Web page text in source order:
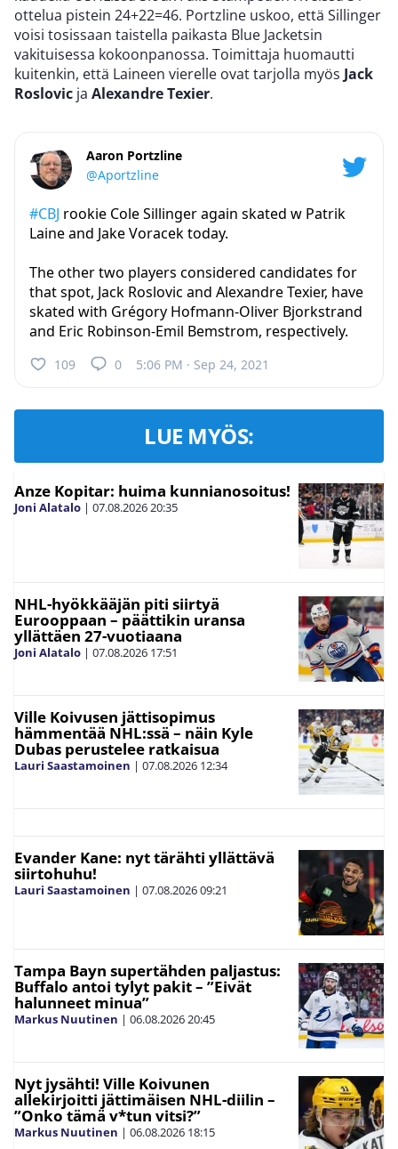
ottelua pistein 24+22=46. Portzline uskoo, että Sillinger
voisi tosissaan taistella paikasta Blue Jacketsin
vakituisessa kokoonpanossa. Toimittaja huomautti
kuitenkin, että Laineen vierelle ovat tarjolla myös Jack
Roslovic ja Alexandre Texier.
Aaron Portzline
@Aportzline
#CBJ rookie Cole Sillinger again skated w Patrik
Laine and Jake Voracek today.
The other two players considered candidates for
that spot, Jack Roslovic and Alexandre Texier, have
skated with Grégory Hofmann-Oliver Bjorkstrand
and Eric Robinson-Emil Bemstrom, respectively.
109 0 5:06 PM · Sep 24, 2021
LUE MYÖS:
Anze Kopitar: huima kunnianosoitus!
Joni Alatalo | 07.08.202620:35
NHL-hyökkääjän piti siirtyä
Eurooppaan – päättikin uransa
yllättäen 27-vuotiaana
Joni Alatalo | 07.08.2026 17:51
Ville Koivusen jättisopimus
hämmentää NHL:ssä – näin Kyle
Dubas perustelee ratkaisua
Lauri Saastamoinen | 07.08.2026 12:34
Evander Kane: nyt tärähti yllättävä
siirtohuhu!
Lauri Saastamoinen | 07.08.202609:21
Tampa Bayn supertähden paljastus:
Buffalo antoi tylyt pakit – ”Eivät
halunneet minua”
Markus Nuutinen | 06.08.202620:45
Nyt jysähti! Ville Koivunen
allekirjoitti jättimäisen NHL-diilin –
”Onko tämä v*tun vitsi?”
Markus Nuutinen | 06.08.2026 18:15